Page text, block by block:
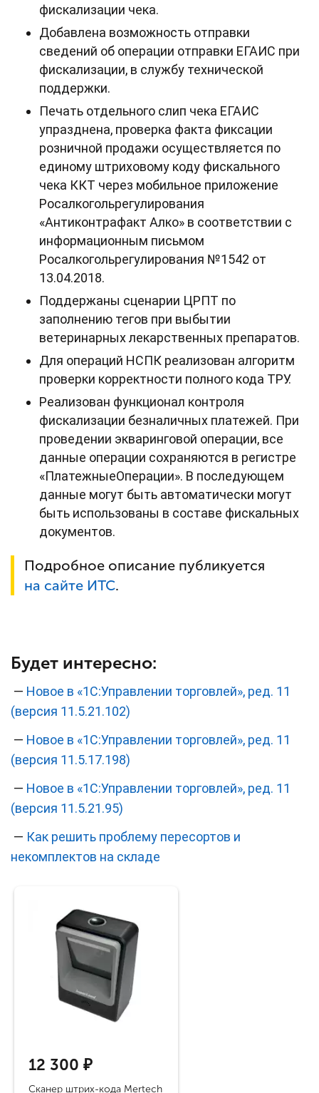
фискализации чека.
Добавлена возможность отправки
сведений об операции отправки ЕГАИС при
фискализации, в службу технической
поддержки.
Печать отдельного слип чека ЕГАИС
упразднена, проверка факта фиксации
розничной продажи осуществляется по
единому штриховому коду фискального
чека ККТ через мобильное приложение
Росалкогольрегулирования
«Антиконтрафакт Алко» в соответствии с
информационным письмом
Росалкогольрегулирования №1542 от
13.04.2018.
Поддержаны сценарии ЦРПТ по
заполнению тегов при выбытии
ветеринарных лекарственных препаратов.
Для операций НСПК реализован алгоритм
проверки корректности полного кода ТРУ.
Реализован функционал контроля
фискализации безналичных платежей. При
проведении экваринговой операции, все
данные операции сохраняются в регистре
«ПлатежныеОперации». В последующем
данные могут быть автоматически могут
быть использованы в составе фискальных
документов.
Подробное описание публикуется
на сайте ИТС.
Будет интересно:
— Новое в «1С:Управлении торговлей», ред. 11
(версия 11.5.21.102)
— Новое в «1С:Управлении торговлей», ред. 11
(версия 11.5.17.198)
— Новое в «1С:Управлении торговлей», ред. 11
(версия 11.5.21.95)
— Как решить проблему пересортов и
некомплектов на складе
12 300 ₽
Cканер штрих-кода Mertech